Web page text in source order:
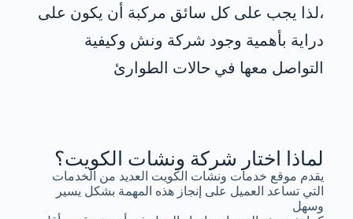
،لذا يجب على كل سائق مركبة أن يكون على
دراية بأهمية وجود شركة ونش وكيفية
التواصل معها في حالات الطوارئ
لماذا اختار شركة ونشات الكويت؟
يقدم موقع خدمات ونشات الكويت العديد من الخدمات
التي تساعد العميل على إنجاز هذه المهمة بشكل يسير
وسهل